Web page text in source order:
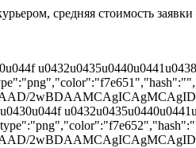
средняя стоимость